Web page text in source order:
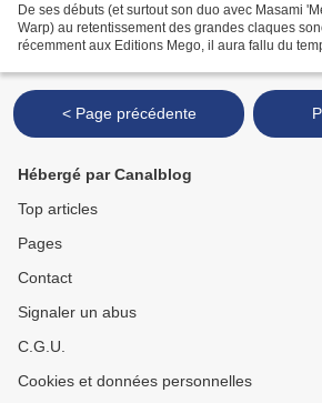
De ses débuts (et surtout son duo avec Masami
Warp) au retentissement des grandes claques
récemment aux Editions Mego, il aura fallu du
< Page précédente
Hébergé par Canalblog
Top articles
Pages
Contact
Signaler un abus
C.G.U.
Cookies et données personnelles